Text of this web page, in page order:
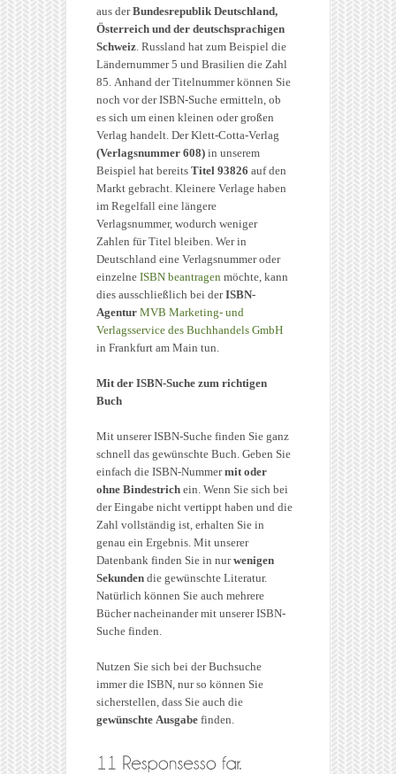
aus derBundesrepublik Deutschland,
Österreich und der deutschsprachigen
Schweiz . Russland hat zum Beispiel die
Ländernummer 5 und Brasilien die Zahl
85. Anhand der Titelnummer können Sie
noch vor der ISBN-Suche ermitteln, ob
es sich um einen kleinen oder großen
Verlag handelt. Der Klett-Cotta-Verlag
(Verlagsnummer 608) in unserem
Beispiel hat bereits Titel 93826 auf den
Markt gebracht. Kleinere Verlage haben
im Regelfall eine längere
Verlagsnummer, wodurch weniger
Zahlen für Titel bleiben. Wer in
Deutschland eine Verlagsnummer oder
einzelne ISBN beantragen möchte, kann
dies ausschließlich bei derISBN-
Agentur MVB Marketing- und
Verlagsservice des Buchhandels GmbH
in Frankfurt am Main tun.
Mit der ISBN-Suche zum richtigen
Buch
Mit unserer ISBN-Suche finden Sie ganz
schnell das gewünschte Buch. Geben Sie
einfach die ISBN-Nummermit oder
ohne Bindestrich ein. Wenn Sie sich bei
der Eingabe nicht vertippt haben und die
Zahl vollständig ist, erhalten Sie in
genau ein Ergebnis. Mit unserer
Datenbank finden Sie in nurwenigen
Sekunden die gewünschte Literatur.
Natürlich können Sie auch mehrere
Bücher nacheinander mit unserer ISBN-
Suche finden.
Nutzen Sie sich bei der Buchsuche
immer die ISBN, nur so können Sie
sicherstellen, dass Sie auch die
gewünschte Ausgabe finden.